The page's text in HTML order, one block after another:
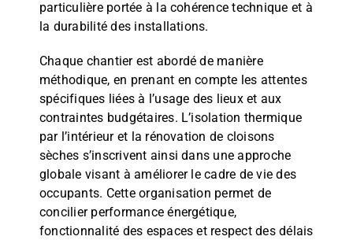
particulière portée à la cohérence technique et à
la durabilité des installations.
Chaque chantier est abordé de manière
méthodique, en prenant en compte les attentes
spécifiques liées à l’usage des lieux et aux
contraintes budgétaires. L’isolation thermique
par l’intérieur et la rénovation de cloisons
sèches s’inscrivent ainsi dans une approche
globale visant à améliorer le cadre de vie des
occupants. Cette organisation permet de
concilier performance énergétique,
fonctionnalité des espaces et respect des délais